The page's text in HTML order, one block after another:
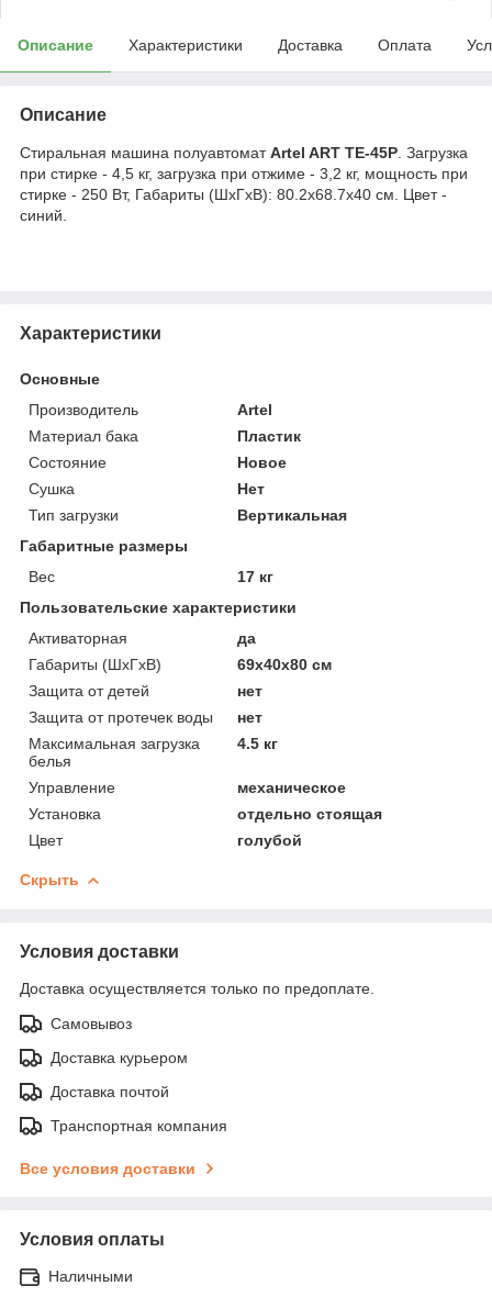
Описание Характеристики Доставка Оплата
Описание
Стиральная машина полуавтоматArtel ART TE-45P . Загрузка
при стирке - 4,5 кг, загрузка при отжиме - 3,2 кг, мощность при
стирке - 250 Вт, Габариты (ШxГxВ): 80.2х68.7х40 см. Цвет -
синий.
Характеристики
Основные
Производитель
Artel
Материал бака
Пластик
Состояние
Новое
Сушка
Нет
Тип загрузки
Вертикальная
Габаритные размеры
Вес
17 кг
Пользовательские характеристики
Активаторная
да
Габариты (ШxГxВ)
69x40x80 см
Защита от детей
нет
Защита от протечек воды
нет
Максимальная загрузка
белья
4.5 кг
Управление
механическое
Установка
отдельно стоящая
Цвет
голубой
Скрыть
Условия доставки
Доставка осуществляется только по предоплате.
Самовывоз
Доставка курьером
Доставка почтой
Транспортная компания
Все условия доставки
Условия оплаты
Наличными